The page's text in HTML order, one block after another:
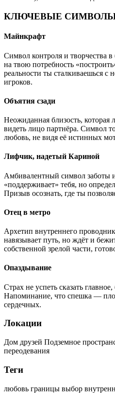
КЛЮЧЕВЫЕ СИМВОЛЫ
Майнкрафт
Символ контроля и творчества в
на твою потребность
реальности ты сталкиваешься с
игроков.
Объятия сзади
Неожиданная близость, которая
видеть лицо партнёра. Символ
любовь, не видя её истинных
Лифчик, надетый Кариной
Амбивалентный символ заботы
«поддерживает» тебя, но
Призыв осознать, где ты
Отец в метро
Архетип внутреннего
навязывает путь, но ждёт и
собственной зрелой части,
Опаздывание
Страх не успеть сказать
Напоминание, что спешка —
сердечных.
Локации
Дом друзей Подземное
переодевания
Теги
любовь границы выбор